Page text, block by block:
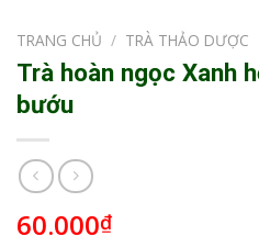
TRANG CHỦ / TRÀ THẢO DƯỢC
Trà hoàn ngọc Xanh
bướu
60.000₫